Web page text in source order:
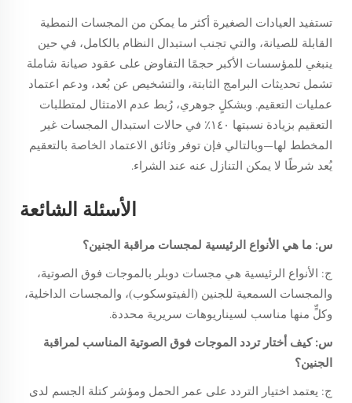
تستفيد العيادات الصغيرة أكثر ما يمكن من المجسات النمطية
القابلة للصيانة، والتي تجنب استبدال النظام بالكامل، في حين
ينبغي للمؤسسات الأكبر حجمًا التفاوض على عقود صيانة شاملة
تشمل تحديثات البرامج الثابتة، والتشخيص عن بُعد، ودعم اعتماد
عمليات التعقيم. وبشكلٍ جوهري، رُبط عدم الامتثال لمتطلبات
التعقيم بزيادة نسبتها ١٤٠٪ في حالات استبدال المجسات غير
المخطط لها—وبالتالي فإن توفر وثائق الاعتماد الخاصة بالتعقيم
يُعد شرطًا لا يمكن التنازل عنه عند الشراء.
الأسئلة الشائعة
س: ما هي الأنواع الرئيسية لمجسات مراقبة الجنين؟
ج: الأنواع الرئيسية هي مجسات دوبلر بالموجات فوق الصوتية،
والمجسات السمعية للجنين (الفيتوسكوب)، والمجسات الداخلية،
وكلٍّ منها مناسب لسيناريوهات سريرية محددة.
س: كيف أختار تردد الموجات فوق الصوتية المناسب لمراقبة
الجنين؟
ج: يعتمد اختيار التردد على عمر الحمل ومؤشر كتلة الجسم لدى